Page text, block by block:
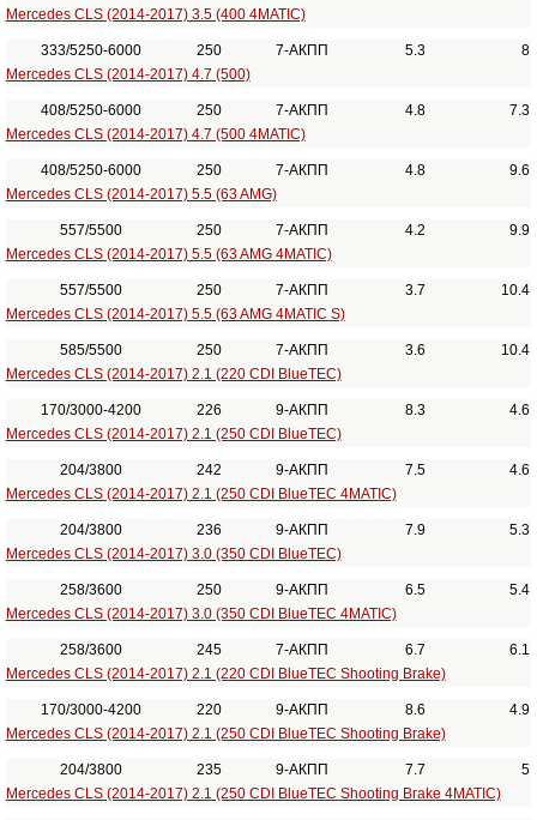
Mercedes CLS (2014-2017) 3.5 (400 4MATIC)
333/5250-6000 250 7-АКПП 5.3
8
Mercedes CLS (2014-2017) 4.7 (500)
408/5250-6000 250 7-АКПП 4.8
7.3
Mercedes CLS (2014-2017) 4.7 (500 4MATIC)
408/5250-6000 250 7-АКПП 4.8
9.6
Mercedes CLS (2014-2017) 5.5 (63 AMG)
557/5500 250 7-АКПП 4.2
9.9
Mercedes CLS (2014-2017) 5.5 (63 AMG 4MATIC)
557/5500 250 7-АКПП 3.7
10.4
Mercedes CLS (2014-2017) 5.5 (63 AMG 4MATIC S)
585/5500 250 7-АКПП 3.6
10.4
Mercedes CLS (2014-2017) 2.1 (220 CDI BlueTEC)
170/3000-4200 226 9-АКПП 8.3
4.6
Mercedes CLS (2014-2017) 2.1 (250 CDI BlueTEC)
204/3800 242 9-АКПП 7.5
4.6
Mercedes CLS (2014-2017) 2.1 (250 CDI BlueTEC 4MATIC)
204/3800 236 9-АКПП 7.9
5.3
Mercedes CLS (2014-2017) 3.0 (350 CDI BlueTEC)
258/3600 250 9-АКПП 6.5
5.4
Mercedes CLS (2014-2017) 3.0 (350 CDI BlueTEC 4MATIC)
258/3600 245 7-АКПП 6.7
6.1
Mercedes CLS (2014-2017) 2.1 (220 CDI BlueTEC Shooting Brake)
170/3000-4200 220 9-АКПП 8.6
4.9
Mercedes CLS (2014-2017) 2.1 (250 CDI BlueTEC Shooting Brake)
204/3800 235 9-АКПП 7.7
5
Mercedes CLS (2014-2017) 2.1 (250 CDI BlueTEC Shooting Brake 4MATIC)